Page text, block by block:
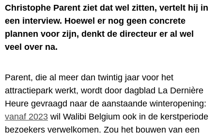
Christophe Parent ziet dat wel zitten, vertelt hij in
een interview. Hoewel er nog geen concrete
plannen voor zijn, denkt de directeur er al wel
veel over na.
Parent, die al meer dan twintig jaar voor het
attractiepark werkt, wordt door dagblad La Dernière
Heure gevraagd naar de aanstaande winteropening:
vanaf 2023 wil Walibi Belgium ook in de kerstperiode
bezoekers verwelkomen. Zou het bouwen van een